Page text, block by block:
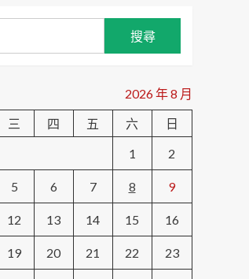
2026 年 8 月
三 四 五 六
日
1
2
5 6 7 8 9
12 13 14 15 16
19 20 21 22 23